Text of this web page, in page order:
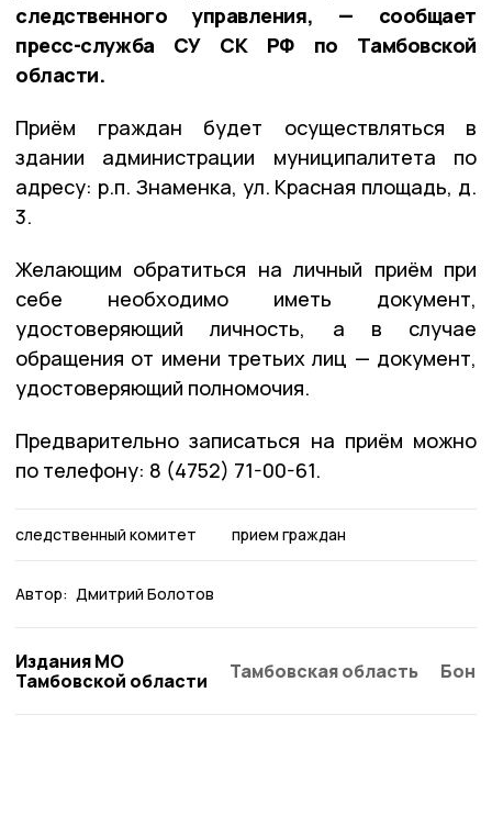
следственного управления, — сообщает
пресс-служба СУ СК РФ по Тамбовской
области.
Приём граждан будет осуществляться в
здании администрации муниципалитета по
адресу: р.п. Знаменка, ул. Красная площадь, д.
3.
Желающим обратиться на личный приём при
себе необходимо иметь документ,
удостоверяющий личность, а в случае
обращения от имени третьих лиц — документ,
удостоверяющий полномочия.
Предварительно записаться на приём можно
по телефону: 8 (4752) 71-00-61.
следственный комитет прием граждан
Автор: Дмитрий Болотов
Издания МО
Тамбовской области
Тамбовская область